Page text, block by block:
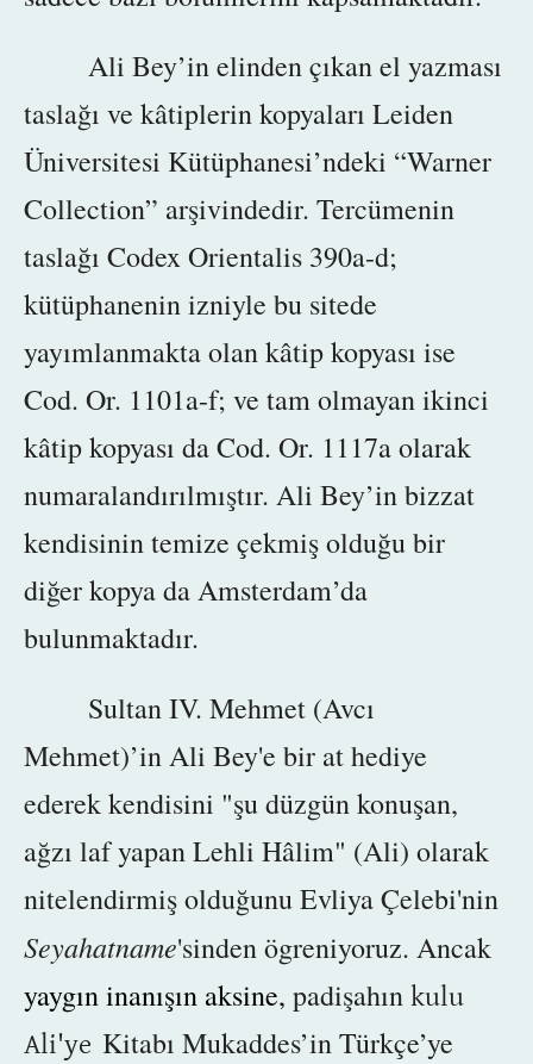
Ali Bey’in elinden çıkan el yazması
taslağı ve kâtiplerin kopyaları Leiden
Üniversitesi Kütüphanesi’ndeki “Warner
Collection” arşivindedir. Tercümenin
taslağı Codex Orientalis 390a-d;
kütüphanenin izniyle bu sitede
yayımlanmakta olan kâtip kopyası ise
Cod. Or. 1101a-f; ve tam olmayan ikinci
kâtip kopyası da Cod. Or. 1117a olarak
numaralandırılmıştır. Ali Bey’in bizzat
kendisinin temize çekmiş olduğu bir
diğer kopya da Amsterdam’da
bulunmaktadır.
Sultan IV. Mehmet (Avcı
Mehmet)’in Ali Bey'e bir at hediye
ederek kendisini "şu düzgün konuşan,
ağzı laf yapan Lehli Hâlim" (Ali) olarak
nitelendirmiş olduğunu Evliya Çelebi'nin
Seyahatname'sinden ögreniyoruz. Ancak
yaygın inanışın aksine, padişahın kulu
Ali'ye Kitabı Mukaddes’in Türkçe’ye